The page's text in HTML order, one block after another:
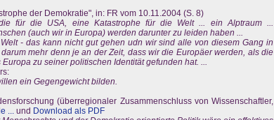
der Demokratie", in: FR vom 10.11.2004 (S. 8)
für die USA, eine Katastrophe für die Welt ... ein Alptraum ...
(auch wir in Europa) werden darunter zu leiden haben ...
- das kann nicht gut gehen udn wir sind alle von diesem Gang in
mehr denn je an der Zeit, dass wir die Europäer werden, als die
zu seiner politischen Identität gefunden hat. ...
ein Gegengewicht bilden.
(überregionaler Zusammenschluss von Wissenschaftler,
... und Download als PDF